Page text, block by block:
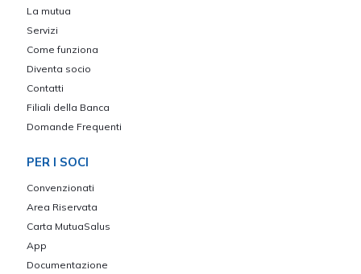
La mutua
Servizi
Come funziona
Diventa socio
Contatti
Filiali della Banca
Domande Frequenti
PER I SOCI
Convenzionati
Area Riservata
Carta MutuaSalus
App
Documentazione